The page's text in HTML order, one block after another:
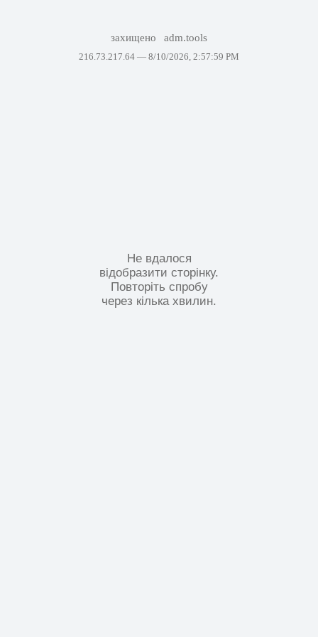
захищено adm.tools
216.73.217.64 — 8/10/2026, 2:57:59 PM
Не вдалося
відобразити сторінку.
Повторіть спробу
через кілька хвилин.